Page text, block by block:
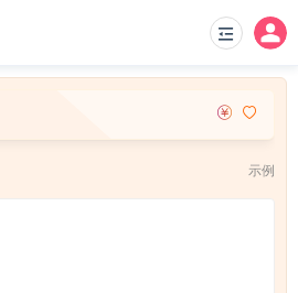
示例